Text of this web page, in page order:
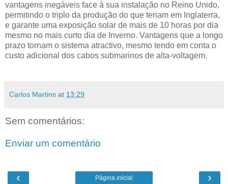
vantagens inegáveis face à sua instalação no Reino Unido,
permitindo o triplo da produção do que teriam em Inglaterra,
e garante uma exposição solar de mais de 10 horas por dia
mesmo no mais curto dia de Inverno. Vantagens que a longo
prazo tornam o sistema atractivo, mesmo tendo em conta o
custo adicional dos cabos submarinos de alta-voltagem.
Carlos Martins at 13:29
Sem comentários:
Enviar um comentário
‹ ›
Página inicial